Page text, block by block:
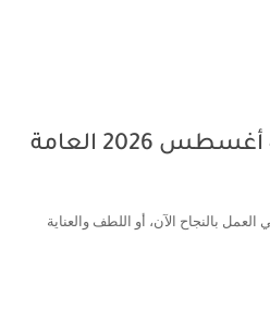
أبراج اليوم الثلاثاء 4 أغسطس 2026 العامة
بالنجاح الآن، أو اللطف والعناية